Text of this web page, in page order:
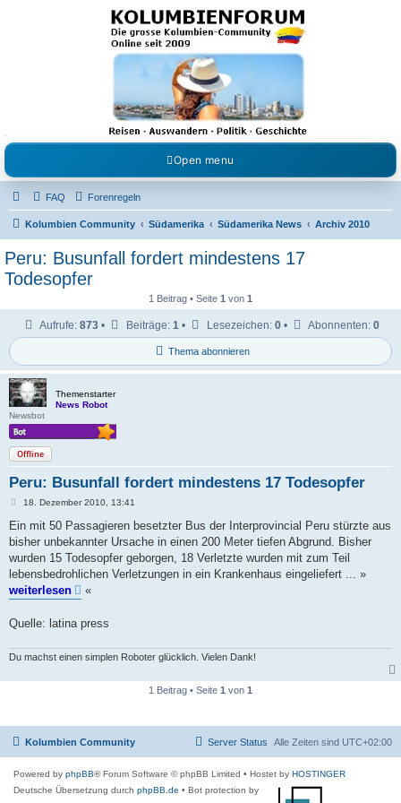
Kolumbienforum - Das
grosse Forum der
Freunde Kolumbiens
Reisen, Auswandern, Kultur, Politik, Geschichte und Visum in Kolumbien und Venezuela.
Austausch, Erfahrungen und Gemeinschaft im Kolumbienforum
Open menu
FAQ Forenregeln
Kolumbien Community Südamerika Südamerika News Archiv 2010
Peru: Busunfall fordert mindestens 17
Todesopfer
1 Beitrag • Seite 1 von 1
Thema abonnieren
Aufrufe: 873 • Beiträge: 1 • Lesezeichen: 0 • Abonnenten: 0
Themenstarter
News Robot
Newsbot
Offline
Peru: Busunfall fordert mindestens 17 Todesopfer
B
i
r
a
18. Dezember 2010, 13:41
Ein mit 50 Passagieren besetzter Bus der Interprovincial Peru stürzte aus
bisher unbekannter Ursache in einen 200 Meter tiefen Abgrund. Bisher
wurden 15 Todesopfer geborgen, 18 Verletzte wurden mit zum Teil
lebensbedrohlichen Verletzungen in ein Krankenhaus eingeliefert ... »
weiterlesen
«
Quelle: latina press
Du machst einen simplen Roboter glücklich. Vielen Dank!
1 Beitrag • Seite 1 von 1
Kolumbien Community Alle Zeiten sind UTC+02:00
Server Status
Powered by phpBB® Forum Software © phpBB Limited • Hostet by HOSTINGER
Deutsche Übersetzung durch phpBB.de • Bot protection by